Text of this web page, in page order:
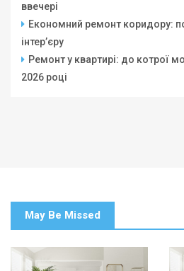
ввечері
Економний ремонт коридору:
інтер’єру
Ремонт у квартирі: до котрої
2026 році
May Be Missed